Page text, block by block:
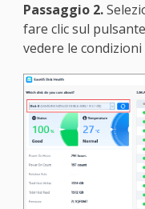
Passaggio 2.
fare clic sul
vedere le